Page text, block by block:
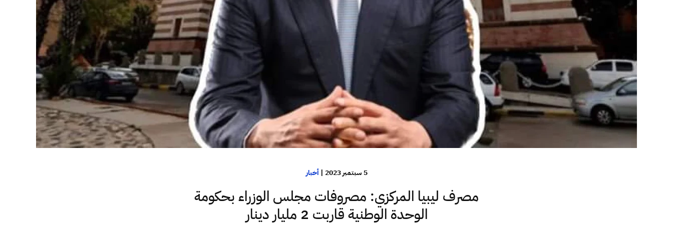
5 سبتمبر 2023 |أخبار
مصرف ليبيا المركزي: مصروفات مجلس الوزراء بحكومة
الوحدة الوطنية قاربت 2 مليار دينار